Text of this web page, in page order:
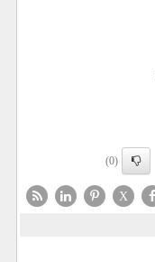
(0)
X